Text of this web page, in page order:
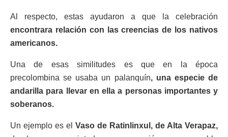
Al respecto, estas ayudaron a que la celebración
encontrara relación con las creencias de los nativos
americanos.
Una de esas similitudes es que en la época
precolombina se usaba un palanquín, una especie de
andarilla para llevar en ella a personas importantes y
soberanos.
Un ejemplo es el Vaso de Ratinlinxul, de Alta Verapaz,